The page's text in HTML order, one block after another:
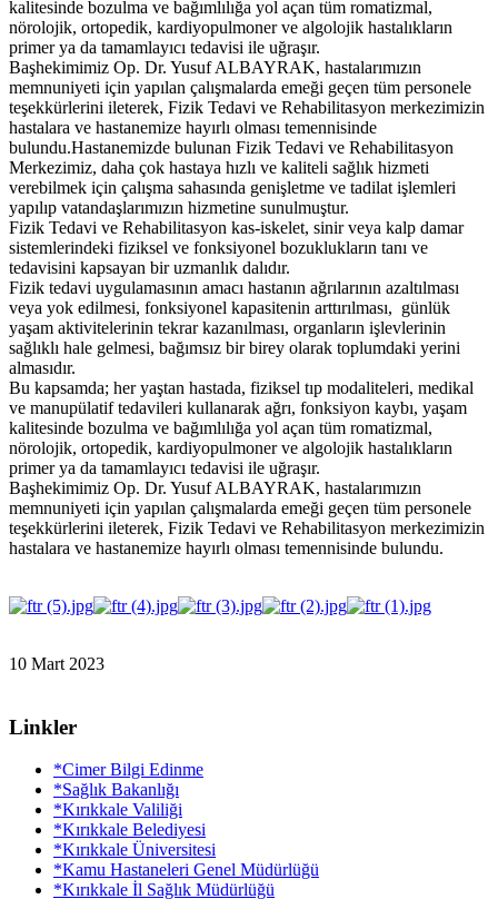
kalitesinde bozulma ve bağımlılığa yol açan tüm romatizmal,
nörolojik, ortopedik, kardiyopulmoner ve algolojik hastalıkların
primer ya da tamamlayıcı tedavisi ile uğraşır.
Başhekimimiz Op. Dr. Yusuf ALBAYRAK, hastalarımızın
memnuniyeti için yapılan çalışmalarda emeği geçen tüm personele
teşekkürlerini ileterek, Fizik Tedavi ve Rehabilitasyon merkezimizin
hastalara ve hastanemize hayırlı olması temennisinde
bulundu.Hastanemizde bulunan Fizik Tedavi ve Rehabilitasyon
Merkezimiz, daha çok hastaya hızlı ve kaliteli sağlık hizmeti
verebilmek için çalışma sahasında genişletme ve tadilat işlemleri
yapılıp vatandaşlarımızın hizmetine sunulmuştur.
Fizik Tedavi ve Rehabilitasyon kas-iskelet, sinir veya kalp damar
sistemlerindeki fiziksel ve fonksiyonel bozuklukların tanı ve
tedavisini kapsayan bir uzmanlık dalıdır.
Fizik tedavi uygulamasının amacı hastanın ağrılarının azaltılması
veya yok edilmesi, fonksiyonel kapasitenin arttırılması, günlük
yaşam aktivitelerinin tekrar kazanılması, organların işlevlerinin
sağlıklı hale gelmesi, bağımsız bir birey olarak toplumdaki yerini
almasıdır.
Bu kapsamda; her yaştan hastada, fiziksel tıp modaliteleri, medikal
ve manupülatif tedavileri kullanarak ağrı, fonksiyon kaybı, yaşam
kalitesinde bozulma ve bağımlılığa yol açan tüm romatizmal,
nörolojik, ortopedik, kardiyopulmoner ve algolojik hastalıkların
primer ya da tamamlayıcı tedavisi ile uğraşır.
Başhekimimiz Op. Dr. Yusuf ALBAYRAK, hastalarımızın
memnuniyeti için yapılan çalışmalarda emeği geçen tüm personele
teşekkürlerini ileterek, Fizik Tedavi ve Rehabilitasyon merkezimizin
hastalara ve hastanemize hayırlı olması temennisinde bulundu.
10 Mart 2023
Linkler
*Cimer Bilgi Edinme
*Sağlık Bakanlığı
*Kırıkkale Valiliği
*Kırıkkale Belediyesi
*Kırıkkale Üniversitesi
*Kamu Hastaneleri Genel Müdürlüğü
*Kırıkkale İl Sağlık Müdürlüğü